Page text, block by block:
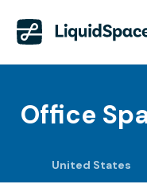
Office
United States